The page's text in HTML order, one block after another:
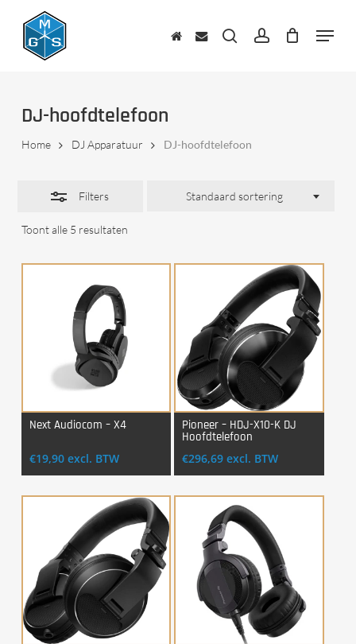
content
zoekenaccount Menu
DJ-hoofdtelefoon
Home DJ Apparatuur DJ-hoofdtelefoon
Filters
Toont alle 5 resultaten
Standaard sortering
Close
Filters
Next Audiocom – X4
€19,90 excl. BTW
Login Voor Aankoop
Pioneer – HDJ-X10-K DJ
Hoofdtelefoon
€296,69 excl. BTW